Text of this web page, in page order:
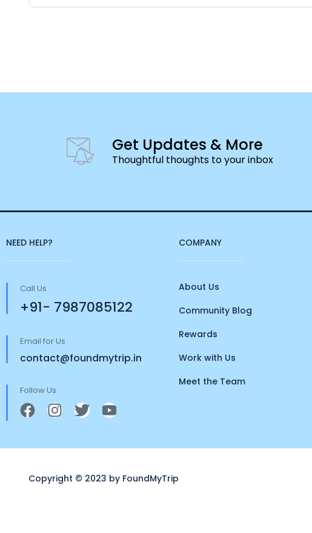
Get Updates & More
Thoughtful thoughts to your inbox
NEED HELP?
Call Us
+91- 7987085122
Email for Us
contact@foundmytrip.in
Follow Us
COMPANY
About Us
Community Blog
Rewards
Work with Us
Meet the Team
Copyright © 2023 by FoundMyTrip